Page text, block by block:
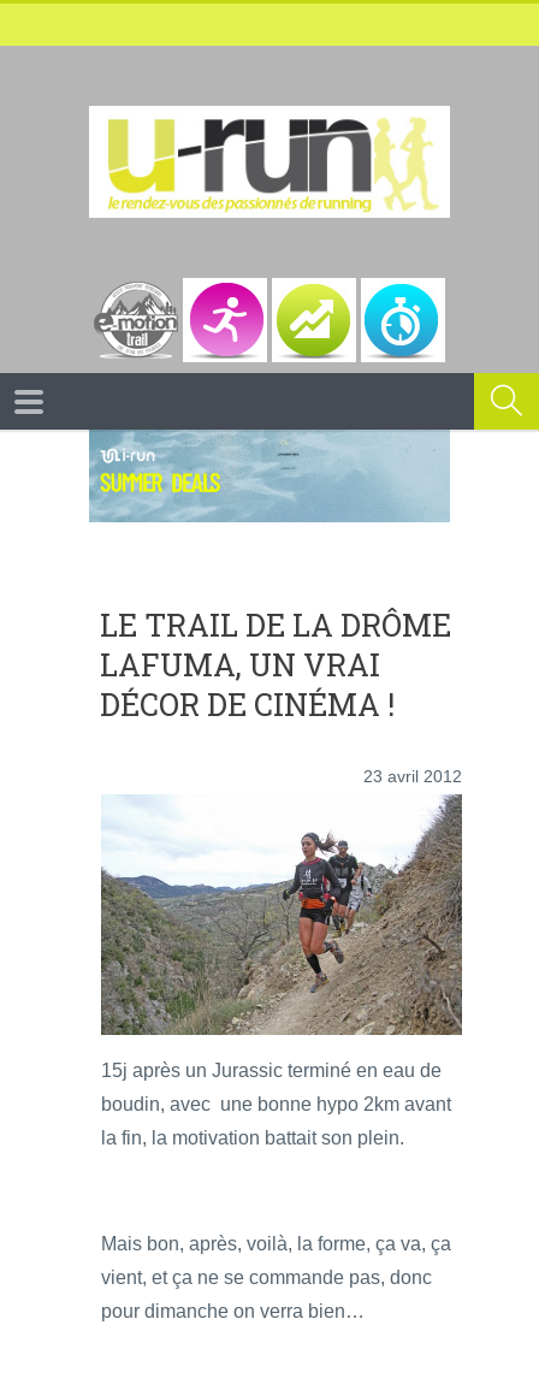
LE TRAIL DE LA DRÔME
LAFUMA, UN VRAI
DÉCOR DE CINÉMA !
23 avril 2012
15j après un Jurassic terminé en eau de
boudin, avec une bonne hypo 2km avant
la fin, la motivation battait son plein.
Mais bon, après, voilà, la forme, ça va, ça
vient, et ça ne se commande pas, donc
pour dimanche on verra bien…